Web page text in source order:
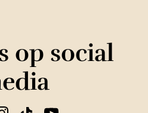
op social